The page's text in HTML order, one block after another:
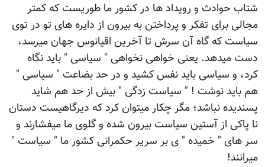
شتاب حوادث و رویداد ها در کشور ما طوریست که کمتر
مجالی برای تفکر و پرداختن به بیرون از دایره های تو در توی
سیاست که گاه آن سرش تا آخرین اقیانوس جهان میرسد،
دست میدهد. یعنی خواهی نخواهی " سیاسی " باید نگاه
کرد، و سیاسی باید نفس کشید و در حد بضاعت " سیاسی "
هم باید نوشت ! " سیاست زدگی " بیش از حد هم شاید
پسندیده نباشد؛ مگر چکار میتوان کرد که دیرگاهیست دستان
نا پاکی از آستین سیاست بیرون شده و گلوی ما میفشارند و
سر های " خمیده " ی بر سریر حکمرانی کشور ما " سیاست "
میرانند!